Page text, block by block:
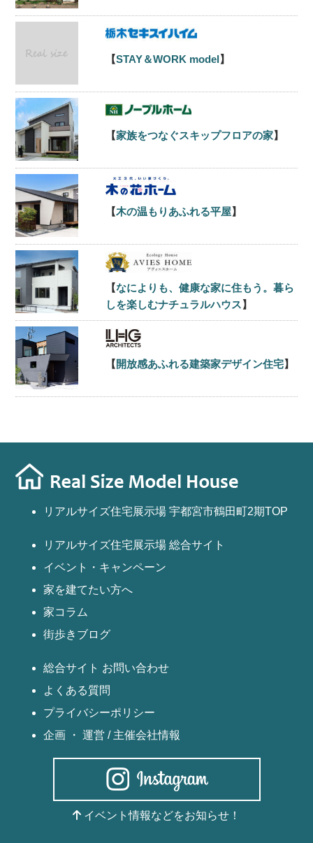
【STAY＆WORK model 】
【家族をつなぐスキップフロアの家】
【木の温もりあふれる平屋】
【なによりも、健康な家に住もう。暮ら
しを楽しむナチュラルハウス】
【 開放感あふれる建築家デザイン住宅】
リアルサイズ住宅展示場 宇都宮市鶴田町2期TOP
リアルサイズ住宅展示場 総合サイト
イベント・キャンペーン
家を建てたい方へ
家コラム
街歩きブログ
総合サイト お問い合わせ
よくある質問
プライバシーポリシー
企画 ・ 運営 / 主催会社情報
イベント情報などをお知らせ！